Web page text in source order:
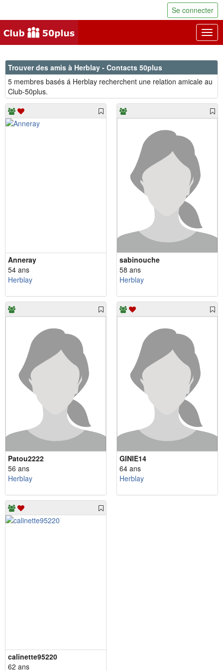
Se connecter
Trouver des amis à Herblay - Contacts 50plus
5 membres basés á Herblay recherchent une relation amicale au
Club-50plus.
Anneray
54 ans
Herblay
sabinouche
58 ans
Herblay
Patou2222
56 ans
Herblay
GINIE14
64 ans
Herblay
calinette95220
62 ans